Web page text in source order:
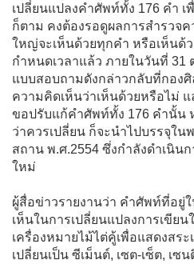
เปลี่ยนแปลงคำศัพท์ทั้ง 176 คำ เ
ก็ตาม คงต้องรอดูผลการสำรวจ
ใหญ่จะเห็นด้วยทุกคำ หรือเห็นด้
กำหนดเวลาแล้ว ภายในวันที่
แบบสอบถามดังกล่าวกลับที่กอง
ความคิดเห็นว่าเห็นด้วยหรือไม่
ขอปรับแก้คำศัพท์ทั้ง 176 คำนั้น
ว่าควรเปลี่ยน ก็จะนำไปบรรจุใ
สถาน พ.ศ.2554 ซึ่งกำลังดำเนิน
ใหม่
ผู้สื่อข่าวรายงานว่า คำศัพท์ที่อยู่
เห็นในการเปลี่ยนแปลงการเขีย
เครื่องหมายไม้ไต่คู้เพื่อแสดงสร
เปลี่ยนเป็น ซีเม็นต์, เซต-เซ็ต, เซ